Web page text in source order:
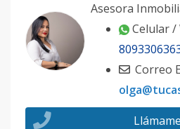
Asesora
Celular /
Correo
Llámame